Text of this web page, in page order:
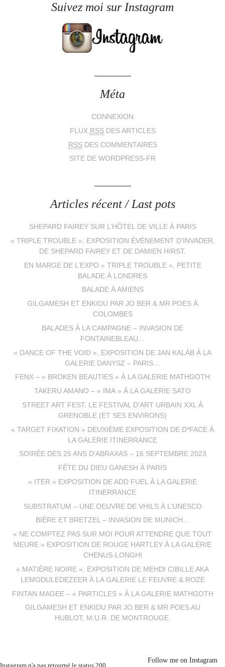
Suivez moi sur Instagram
Méta
CONNEXION
FLUX RSSDES ARTICLES
RSSDES COMMENTAIRES
SITE DE WORDPRESS-FR
Articles récent / Last pots
SHEPARD FAIREY SUR L’HÔTEL DE VILLE À PARIS
« TRIPLE TROUBLE », EXPOSITION ÉVÈNEMENT D’INVADER,
DE SHEPARD FAIREY ET DE DAMIEN HIRST.
EN MARGE DE L’EXPO « TRIPLE TROUBLE », PETITE
BALADE À LONDRES
BALADE À AMIENS
GILGAMESH ET ENKIDU PAR JO BER & MR POES À
COLOMBES
BALADES À LA CAMPAGNE – INVASION DE
FONTAINEBLEAU…
« DANCE OF THE VOID », EXPOSITION DE JAN KALÁB À LA
GALERIE DANYSZ – PARIS…
FENX – « BROKEN BEAUTIES » À LA GALERIE MATHGOTH
TAKERU AMANO – « IMA » À LA GALERIE SATO
STREET ART FEST, LE FESTIVAL D’ART URBAIN XXL À
GRENOBLE (ET SES ENVIRONS)
« TARGET FIXATION » DEUXIÈME EXPOSITION DE D*FACE À
LA GALERIE ITINERRANCE
SOIRÉE DES 25 ANS D’ABRAXAS – 16 SEPTEMBRE 2023
FÊTE DU DIEU GANESH À PARIS
« ITER » EXPOSITION DE ADD FUEL À LA GALERIE
ITINERRANCE
SUBSTRATUM – UNE OEUVRE DE VHILS À L’UNESCO
BIÈRE ET BRETZEL – INVASION DE MUNICH…
« NE COMPTEZ PAS SUR MOI POUR ATTENDRE QUE TOUT
MEURE » EXPOSITION DE ROUGE HARTLEY À LA GALERIE
CHENUS-LONGHI
« MATIÈRE NOIRE », EXPOSITION DE MEHDI CIBILLE AKA
LEMODULEDEZEER À LA GALERIE LE FEUVRE & ROZE
FINTAN MAGEE – « PARTICLES » À LA GALERIE MATHGOTH
GILGAMESH ET ENKIDU PAR JO BER & MR POES AU
HUBLOT, M.U.R. DE MONTROUGE.
Instagram n'a pas retourné le status 200.
Follow me on Instagram